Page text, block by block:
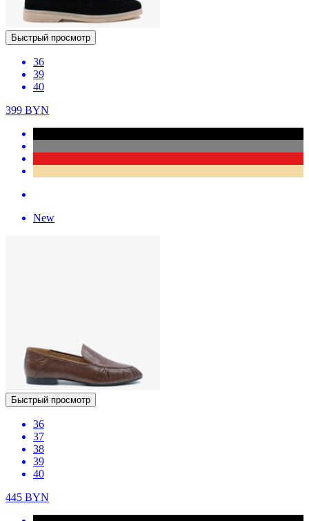
Быстрый просмотр
36
39
40
399 BYN
New
Быстрый просмотр
36
37
38
39
40
445 BYN